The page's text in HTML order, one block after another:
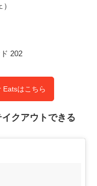
202
Eatsはこちら
クアウトできる